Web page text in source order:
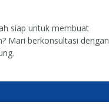
siap untuk membuat
Mari berkonsultasi dengan